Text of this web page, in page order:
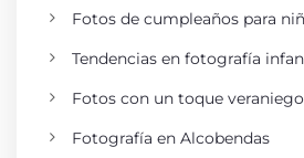
Fotos de cumpleaños para
Tendencias en fotografía
Fotos con un toque veraniego
Fotografía en Alcobendas